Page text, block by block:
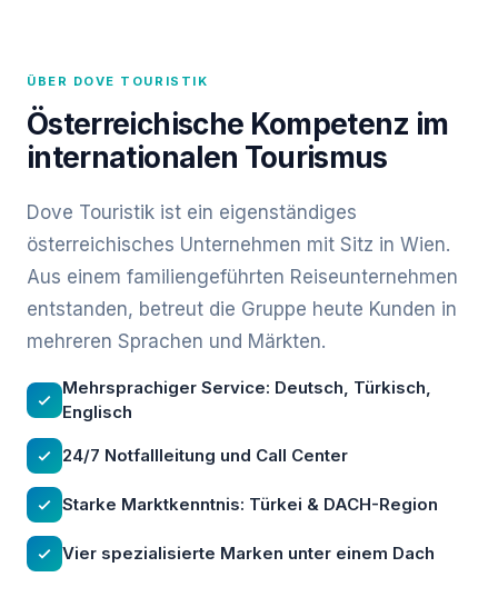
ÜBER DOVE TOURISTIK
Österreichische Kompetenz im
internationalen Tourismus
Dove Touristik ist ein eigenständiges
österreichisches Unternehmen mit Sitz in Wien.
Aus einem familiengeführten Reiseunternehmen
entstanden, betreut die Gruppe heute Kunden in
mehreren Sprachen und Märkten.
Mehrsprachiger Service: Deutsch, Türkisch,
Englisch
24/7 Notfallleitung und Call Center
Starke Marktkenntnis: Türkei & DACH-Region
Vier spezialisierte Marken unter einem Dach